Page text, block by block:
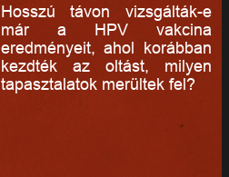
Hosszú távon vizsgálták-e
már a HPV vakcina
eredményeit, ahol korábban
kezdték az oltást, milyen
tapasztalatok merültek fel?